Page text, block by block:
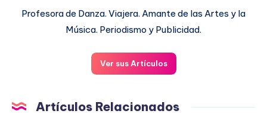
Profesora de Danza. Viajera. Amante de las Artes y la
Música. Periodismo y Publicidad.
Ver sus Artículos
Artículos Relacionados